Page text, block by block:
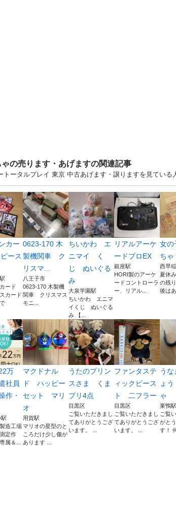
ゃの売ります・あげますの関連記事
トータルプレイ 東京 中古あげます・譲りますを見ている
カー
ース
ード
カード
0623-170 木
製機関車 ク
リスマ...
八王子市
0623-170 木製機
関車 クリスマス
モニ...
ちいかわ エ
ニマイ く
じ ぬいぐる
み
大泉学園駅
ちいかわ エニマ
イくじ ぬいぐる
み 【...
リアルアーケ
ードプロEX
銀座駅
HORI製のアーケ
ードコントローラ
ー、リアル...
女の
ちゃ
西早
夏休
の残
後は
万
社員
作・
造工場
定作
属＆...
マクドナル
ド ハッピー
セット マリ
オ
用賀駅
マリオの星型のと
ころだけ少し傷が
あります ...
うたのプリン
スさま くま
プリ4点
目黒区
ご覧いただきまし
てありがとうござ
います。 ...
ファンタステ
ィックビース
ト 二フラー
目黒区
ご覧いただきまし
てありがとうござ
います。 ...
う
ょ
ゃ
巣鴨駅
ご覧
がと
す！